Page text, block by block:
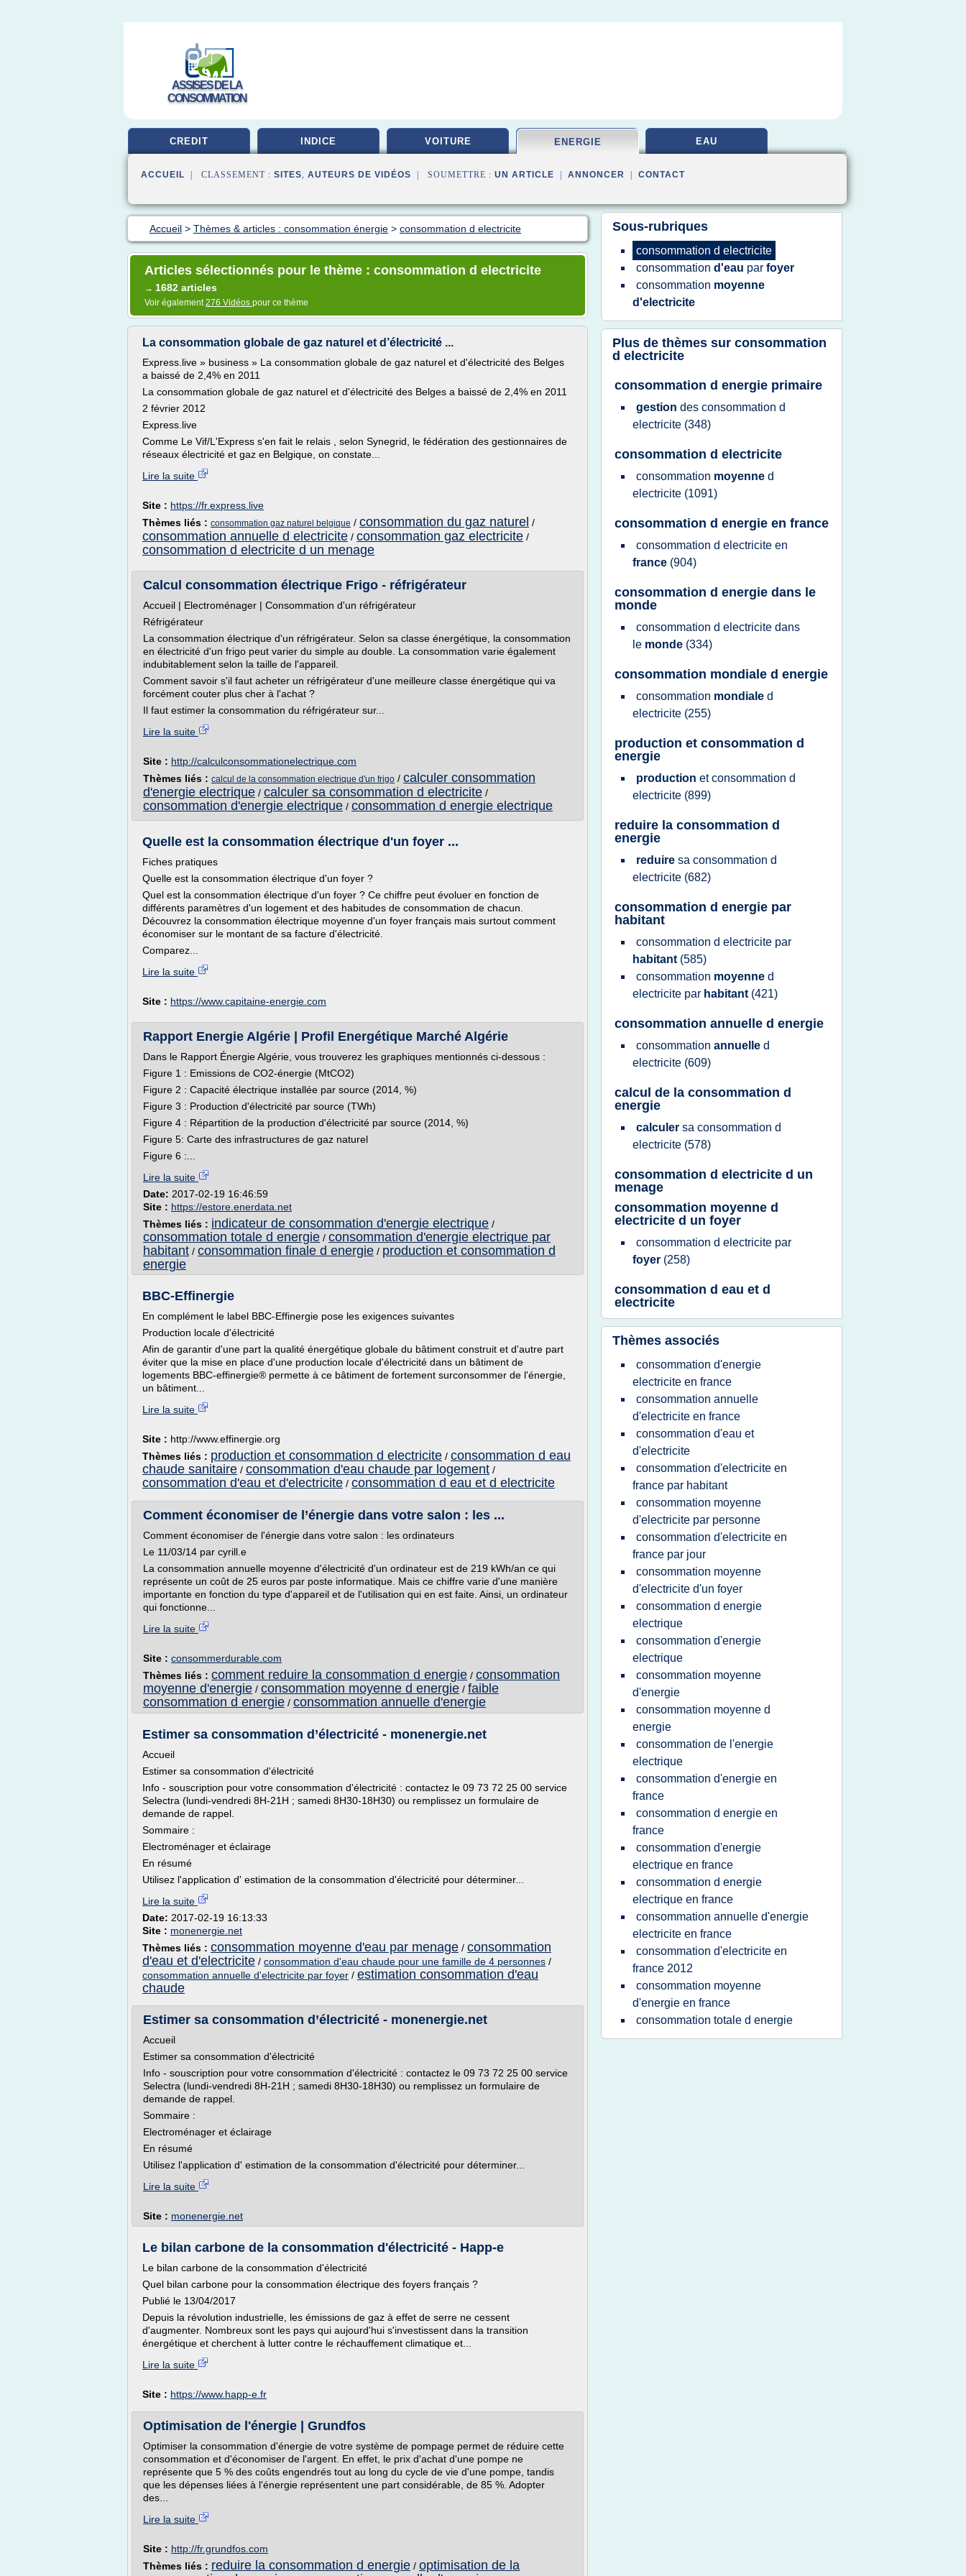
ASSISES DE LA
CONSOMMATION
CREDIT INDICE VOITURE ENERGIE EAU
ACCUEIL | CLASSEMENT : SITES, AUTEURS DE VIDÉOS | SOUMETTRE : UN ARTICLE ANNONCER CONTACT
Accueil > Thèmes & articles : consommation énergie > consommation d electricite
Articles sélectionnés pour le thème : consommation d electricite
→ 1682 articles
Voir également276 Vidéos pour ce thème
La consommation globale de gaz naturel et d’électricité ...
Express.live » business » La consommation globale de gaz naturel et d'électricité des Belges
a baissé de 2,4% en 2011
La consommation globale de gaz naturel et d'électricité des Belges a baissé de 2,4% en 2011
2 février 2012
Express.live
Comme Le Vif/L'Express s'en fait le relais , selon Synegrid, le fédération des gestionnaires de
réseaux électricité et gaz en Belgique, on constate...
Lire la suite
Site : https://fr.express.live
Thèmes liés : consommation gaz naturel belgique / consommation du gaz naturel /
consommation annuelle d electricite / consommation gaz electricite /
consommation d electricite d un menage
Calcul consommation électrique Frigo - réfrigérateur
Accueil | Electroménager | Consommation d'un réfrigérateur
Réfrigérateur
La consommation électrique d'un réfrigérateur. Selon sa classe énergétique, la consommation
en électricité d'un frigo peut varier du simple au double. La consommation varie également
indubitablement selon la taille de l'appareil.
Comment savoir s'il faut acheter un réfrigérateur d'une meilleure classe énergétique qui va
forcément couter plus cher à l'achat ?
Il faut estimer la consommation du réfrigérateur sur...
Lire la suite
Site : http://calculconsommationelectrique.com
Thèmes liés : calcul de la consommation electrique d'un frigo / calculer consommation
d'energie electrique / calculer sa consommation d electricite /
consommation d'energie electrique / consommation d energie electrique
Quelle est la consommation électrique d'un foyer ...
Fiches pratiques
Quelle est la consommation électrique d'un foyer ?
Quel est la consommation électrique d'un foyer ? Ce chiffre peut évoluer en fonction de
différents paramètres d'un logement et des habitudes de consommation de chacun.
Découvrez la consommation électrique moyenne d'un foyer français mais surtout comment
économiser sur le montant de sa facture d'électricité.
Comparez...
Lire la suite
Site : https://www.capitaine-energie.com
Rapport Energie Algérie | Profil Energétique Marché Algérie
Dans le Rapport Énergie Algérie, vous trouverez les graphiques mentionnés ci-dessous :
Figure 1 : Emissions de CO2-énergie (MtCO2)
Figure 2 : Capacité électrique installée par source (2014, %)
Figure 3 : Production d'électricité par source (TWh)
Figure 4 : Répartition de la production d'électricité par source (2014, %)
Figure 5: Carte des infrastructures de gaz naturel
Figure 6 :...
Lire la suite
Date: 2017-02-19 16:46:59
Site : https://estore.enerdata.net
Thèmes liés : indicateur de consommation d'energie electrique /
consommation totale d energie / consommation d'energie electrique par
habitant / consommation finale d energie / production et consommation d
energie
BBC-Effinergie
En complément le label BBC-Effinergie pose les exigences suivantes
Production locale d'électricité
Afin de garantir d'une part la qualité énergétique globale du bâtiment construit et d'autre part
éviter que la mise en place d'une production locale d'électricité dans un bâtiment de
logements BBC-effinergie® permette à ce bâtiment de fortement surconsommer de l'énergie,
un bâtiment...
Lire la suite
Site : http://www.effinergie.org
Thèmes liés : production et consommation d electricite / consommation d eau
chaude sanitaire / consommation d'eau chaude par logement /
consommation d'eau et d'electricite / consommation d eau et d electricite
Comment économiser de l’énergie dans votre salon : les ...
Comment économiser de l'énergie dans votre salon : les ordinateurs
Le 11/03/14 par cyrill.e
La consommation annuelle moyenne d'électricité d'un ordinateur est de 219 kWh/an ce qui
représente un coût de 25 euros par poste informatique. Mais ce chiffre varie d'une manière
importante en fonction du type d'appareil et de l'utilisation qui en est faite. Ainsi, un ordinateur
qui fonctionne...
Lire la suite
Site : consommerdurable.com
Thèmes liés : comment reduire la consommation d energie / consommation
moyenne d'energie / consommation moyenne d energie / faible
consommation d energie / consommation annuelle d'energie
Estimer sa consommation d’électricité - monenergie.net
Accueil
Estimer sa consommation d'électricité
Info - souscription pour votre consommation d'électricité : contactez le 09 73 72 25 00 service
Selectra (lundi-vendredi 8H-21H ; samedi 8H30-18H30) ou remplissez un formulaire de
demande de rappel.
Sommaire :
Electroménager et éclairage
En résumé
Utilisez l'application d' estimation de la consommation d'électricité pour déterminer...
Lire la suite
Date: 2017-02-19 16:13:33
Site : monenergie.net
Thèmes liés : consommation moyenne d'eau par menage / consommation
d'eau et d'electricite / consommation d'eau chaude pour une famille de 4 personnes /
consommation annuelle d'electricite par foyer / estimation consommation d'eau
chaude
Estimer sa consommation d’électricité - monenergie.net
Accueil
Estimer sa consommation d'électricité
Info - souscription pour votre consommation d'électricité : contactez le 09 73 72 25 00 service
Selectra (lundi-vendredi 8H-21H ; samedi 8H30-18H30) ou remplissez un formulaire de
demande de rappel.
Sommaire :
Electroménager et éclairage
En résumé
Utilisez l'application d' estimation de la consommation d'électricité pour déterminer...
Lire la suite
Site : monenergie.net
Le bilan carbone de la consommation d'électricité - Happ-e
Le bilan carbone de la consommation d'électricité
Quel bilan carbone pour la consommation électrique des foyers français ?
Publié le 13/04/2017
Depuis la révolution industrielle, les émissions de gaz à effet de serre ne cessent
d'augmenter. Nombreux sont les pays qui aujourd'hui s'investissent dans la transition
énergétique et cherchent à lutter contre le réchauffement climatique et...
Lire la suite
Site : https://www.happ-e.fr
Optimisation de l'énergie | Grundfos
Optimiser la consommation d'énergie de votre système de pompage permet de réduire cette
consommation et d'économiser de l'argent. En effet, le prix d'achat d'une pompe ne
représente que 5 % des coûts engendrés tout au long du cycle de vie d'une pompe, tandis
que les dépenses liées à l'énergie représentent une part considérable, de 85 %. Adopter
des...
Lire la suite
Site : http://fr.grundfos.com
Thèmes liés : reduire la consommation d energie / optimisation de la
Sous-rubriques
consommation d electricite
consommation d'eau par foyer
consommation moyenne
d'electricite
Plus de thèmes sur consommation
d electricite
consommation d energie primaire
gestion des consommation d
electricite (348)
consommation d electricite
consommation moyenne d
electricite (1091)
consommation d energie en france
consommation d electricite en
france (904)
consommation d energie dans le
monde
consommation d electricite dans
le monde (334)
consommation mondiale d energie
consommation mondiale d
electricite (255)
production et consommation d
energie
production etconsommation d
electricite (899)
reduire la consommation d
energie
reduire sa consommation d
electricite (682)
consommation d energie par
habitant
consommation d electricite par
habitant (585)
consommation moyenne d
electricite par habitant (421)
consommation annuelle d energie
consommation annuelle d
electricite (609)
calcul de la consommation d
energie
calculer sa consommation d
electricite (578)
consommation d electricite d un
menage
consommation moyenne d
electricite d un foyer
consommation d electricite par
foyer (258)
consommation d eau et d
electricite
Thèmes associés
consommation d'energie
electricite en france
consommation annuelle
d'electricite en france
consommation d'eau et
d'electricite
consommation d'electricite en
france par habitant
consommation moyenne
d'electricite par personne
consommation d'electricite en
france par jour
consommation moyenne
d'electricite d'un foyer
consommation d energie
electrique
consommation d'energie
electrique
consommation moyenne
d'energie
consommation moyenne d
energie
consommation de l'energie
electrique
consommation d'energie en
france
consommation d energie en
france
consommation d'energie
electrique en france
consommation d energie
electrique en france
consommation annuelle d'energie
electricite en france
consommation d'electricite en
france 2012
consommation moyenne
d'energie en france
consommation totale d energie